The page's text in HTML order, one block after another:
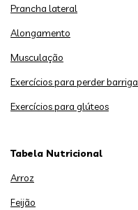
Prancha lateral
Alongamento
Musculação
Exercícios para perder barriga
Exercícios para glúteos
Tabela Nutricional
Arroz
Feijão